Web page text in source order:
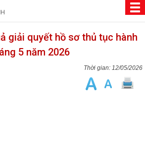
giải quyết hồ sơ thủ tục hành
5 năm 2026
12/05/2026